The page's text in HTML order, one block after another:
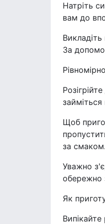
Натріть
вам до
За
Щоб
за смаком.
Уважно
обережно
Як